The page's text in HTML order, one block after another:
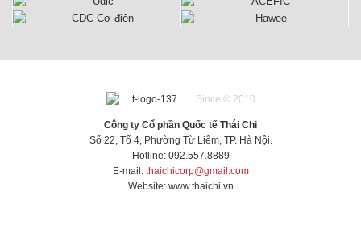
Since © 2010
Công ty Cổ phần Quốc tế Thái Chi
Số 22, Tổ 4, Phường Từ Liêm, TP. Hà Nội.
Hotline: 092.557.8889
E-mail: thaichicorp@gmail.com
Website: www.thaichi.vn